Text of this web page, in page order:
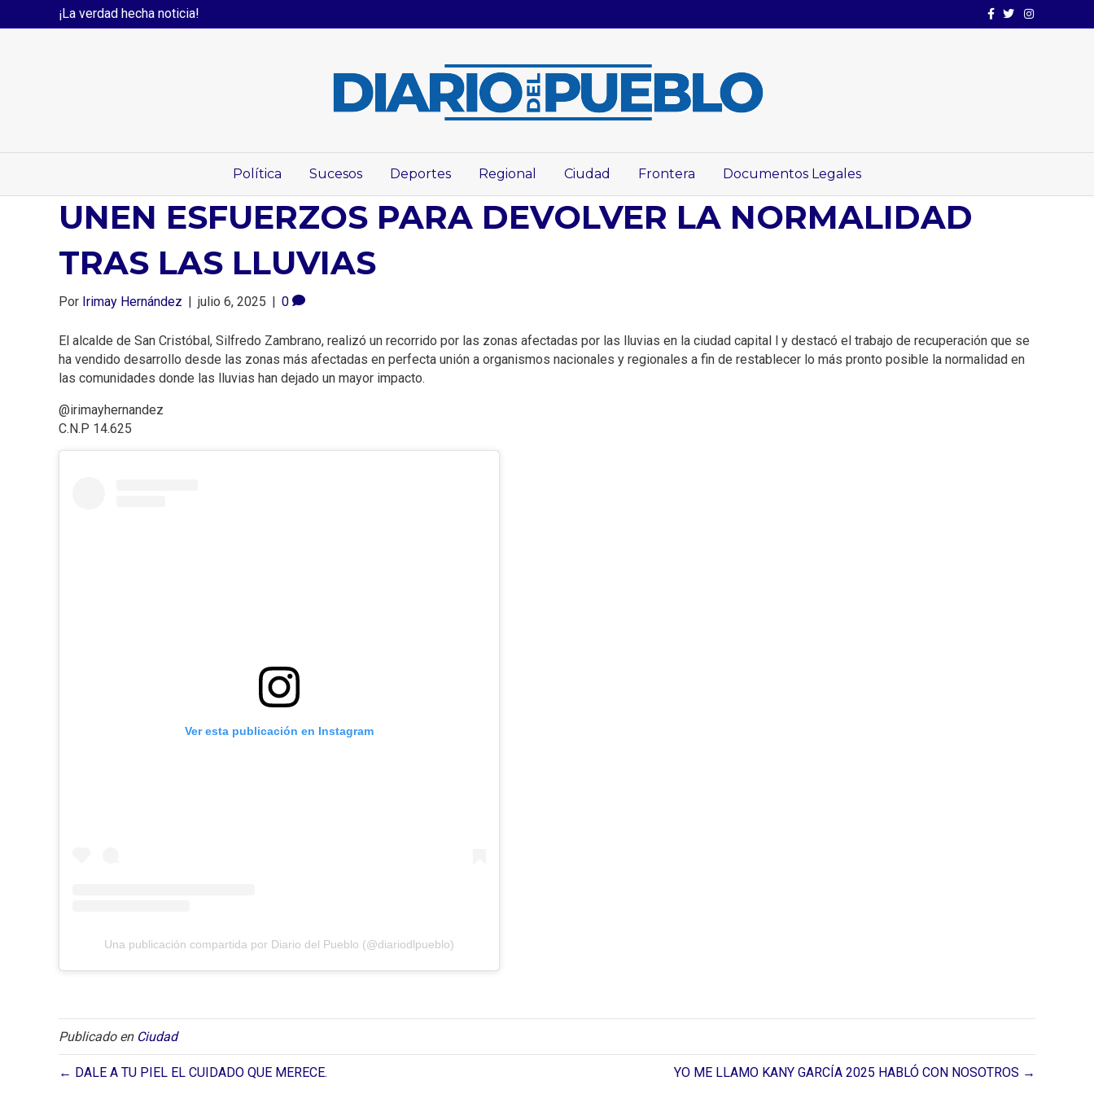
¡La verdad hecha noticia! Facebook
TwitterInstagram
Política Sucesos Deportes Regional Ciudad Frontera Documentos Legales
UNEN ESFUERZOS PARA DEVOLVER LA NORMALIDAD
TRAS LAS LLUVIAS
Por Irimay Hernández julio 6, 2025 0
El alcalde de San Cristóbal, Silfredo Zambrano, realizó un recorrido por las zonas afectadas por las lluvias en la ciudad capital l y destacó el trabajo de recuperación que se
ha vendido desarrollo desde las zonas más afectadas en perfecta unión a organismos nacionales y regionales a fin de restablecer lo más pronto posible la normalidad en
las comunidades donde las lluvias han dejado un mayor impacto.
@irimayhernandez
C.N.P 14.625
Ver esta publicación en Instagram
Una publicación compartida por Diario del Pueblo (@diariodlpueblo)
Publicado en Ciudad
← DALE A TU PIEL EL CUIDADO QUE MERECE. YO ME LLAMO KANY GARCÍA 2025 HABLÓ CON NOSOTROS →